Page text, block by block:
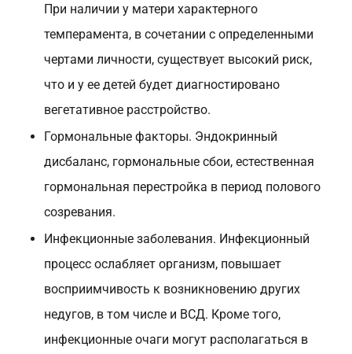
При наличии у матери характерного
темперамента, в сочетании с определенными
чертами личности, существует высокий риск,
что и у ее детей будет диагностировано
вегетативное расстройство.
Гормональные факторы. Эндокринный
дисбаланс, гормональные сбои, естественная
гормональная перестройка в период полового
созревания.
Инфекционные заболевания. Инфекционный
процесс ослабляет организм, повышает
восприимчивость к возникновению других
недугов, в том числе и ВСД. Кроме того,
инфекционные очаги могут располагаться в